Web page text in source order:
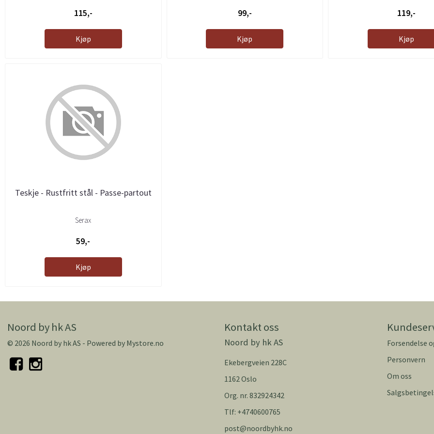
115,-
Kjøp
99,-
Kjøp
119,-
Kjøp
Teskje - Rustfritt stål - Passe-partout
Serax
59,-
Kjøp
Noord by hk AS
© 2026 Noord by hk AS - Powered by Mystore.no
Kontakt oss
Noord by hk AS
Ekebergveien 228C
1162 Oslo
Org. nr. 832924342
Tlf: +4740600765
post@noordbyhk.no
Forsendelse
Personvern
Om oss